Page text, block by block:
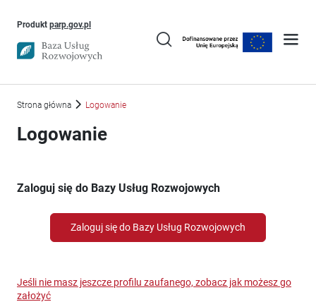
Produkt parp.gov.plUwaga, link otworzy się w nowym oknie
Strona główna Logowanie
Logowanie
Zaloguj się do Bazy Usług Rozwojowych
Zaloguj się do Bazy Usług Rozwojowych
Jeśli nie masz jeszcze profilu zaufanego, zobacz jak możesz go
założyć